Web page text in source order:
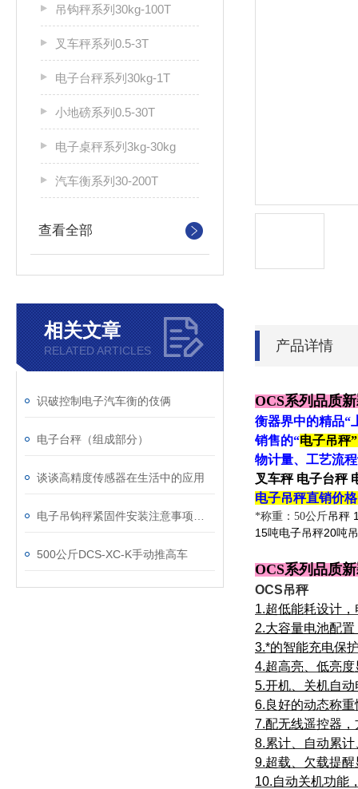
吊钩秤系列30kg-100T
叉车秤系列0.5-3T
电子台秤系列30kg-1T
小地磅系列0.5-30T
电子桌秤系列3kg-30kg
汽车衡系列30-200T
查看全部
相关文章
RELATED ARTICLES
识破控制电子汽车衡的伎俩
电子台秤（组成部分）
谈谈高精度传感器在生活中的应用
500公斤DCS-XC-K手动推高车
产品详情
OCS系列品质
衡器界中的精品“
销售的“电子吊秤
物计量、工艺流
叉车秤 电子台秤
电子吊秤直销价格
*称重：50公斤吊秤
15吨电子吊秤20吨
OCS系列品质
OCS吊秤
1.超低能耗设计
2.大容量电池配
3.*的智能充电保
4.超高亮、低亮
5.开机、关机自
6.良好的动态称
7.配无线遥控器
8.累计、自动累
9.超载、欠载提
10.自动关机功能